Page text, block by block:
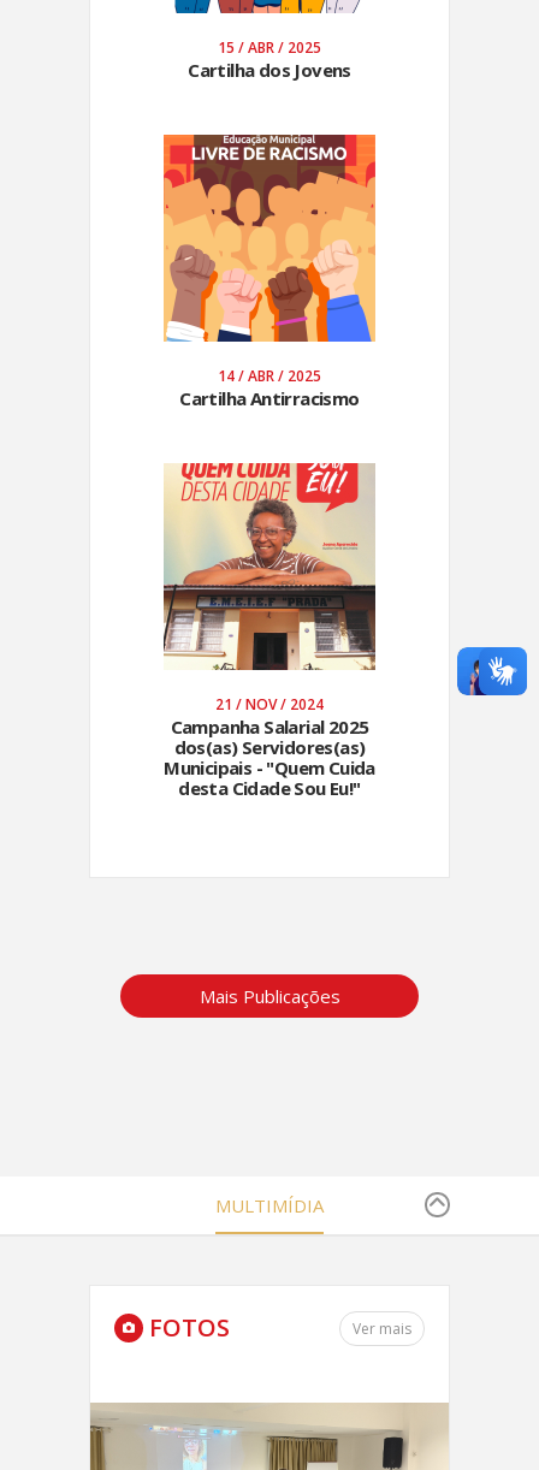
15 / ABR / 2025
Cartilha dos Jovens
14 / ABR / 2025
Cartilha Antirracismo
21 / NOV / 2024
Campanha Salarial 2025
dos(as) Servidores(as)
Municipais - "Quem Cuida
desta Cidade Sou Eu!"
Mais Publicações
MULTIMÍDIA
FOTOS Ver mais